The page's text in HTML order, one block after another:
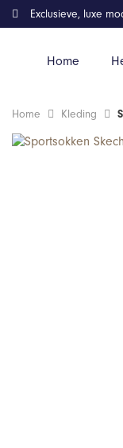
Home
Exclusieve, luxe
Home Kleding